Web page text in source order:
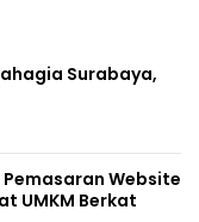
Surabaya,
Website
UMKM Berkat